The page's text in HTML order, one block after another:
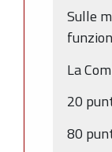
Sulle
La
20
80